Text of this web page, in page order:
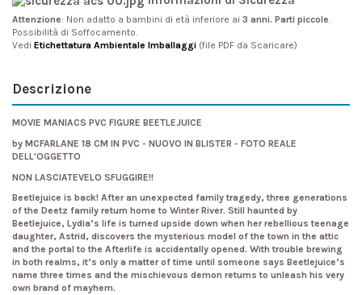
Attenzione: Non adatto a bambini di età inferiore ai 3 anni. Parti piccole.
Possibilità di Soffocamento.
Vedi Etichettatura Ambientale Imballaggi (file PDF da Scaricare)
Descrizione
MOVIE MANIACS PVC FIGURE BEETLEJUICE
by MCFARLANE 18 CM IN PVC - NUOVO IN BLISTER - FOTO REALE
DELL'OGGETTO
NON LASCIATEVELO SFUGGIRE!!
Beetlejuice is back! After an unexpected family tragedy, three generations
of the Deetz family return home to Winter River. Still haunted by
Beetlejuice, Lydia’s life is turned upside down when her rebellious teenage
daughter, Astrid, discovers the mysterious model of the town in the attic
and the portal to the Afterlife is accidentally opened. With trouble brewing
in both realms, it’s only a matter of time until someone says Beetlejuice’s
name three times and the mischievous demon returns to unleash his very
own brand of mayhem.